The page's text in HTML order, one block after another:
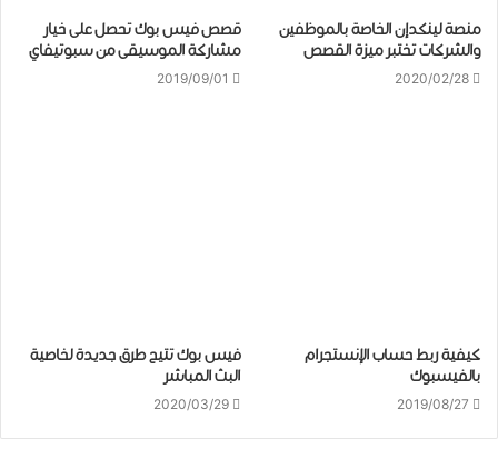
منصة ﻟﻴﻨﻜﺪﺇﻥ الخاصة بالموظفين
والشركات تختبر ميزة القصص
2020/02/28
ﻗﺼﺺ ﻓﻴﺲ ﺑﻮﻙ ﺗﺤﺼﻞ ﻋﻠﻰ ﺧﻴﺎﺭ
ﻣﺸﺎﺭﻛﺔ ﺍﻟﻤﻮﺳﻴﻘﻰ ﻣﻦ ﺳﺒﻮﺗﻴﻔﺎﻱ
2019/09/01
كيفية ربط حساب الإنستجرام
بالفيسبوك
2019/08/27
ﻓﻴﺲ ﺑﻮﻙ ﺗﺘﻴﺢ طرق جديدة لخاصية
ﺍﻟﺒﺚ ﺍﻟﻤﺒﺎﺷﺮ
2020/03/29